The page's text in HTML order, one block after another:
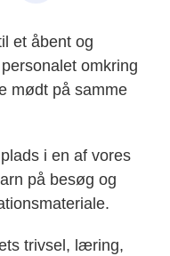
et åbent og
omkring
mødt på samme
i en af vores
på besøg og
trivsel, læring,